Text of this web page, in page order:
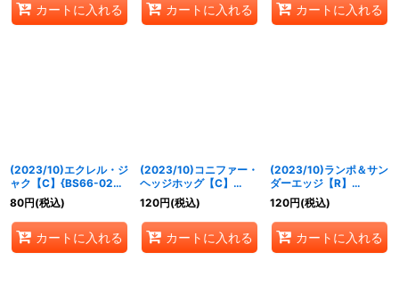
カートに入れる カートに入れる カートに入れる
(2023/10)エクレル・ジ
ャク【C】{BS66-022}
《緑》
80円(税込)
カートに入れる
(2023/10)コニファー・
ヘッジホッグ【C】
{BS66-023}《緑》
120円(税込)
カートに入れる
(2023/10)ランポ＆サン
ダーエッジ【R】
{BS66-024}《緑》
120円(税込)
カートに入れる